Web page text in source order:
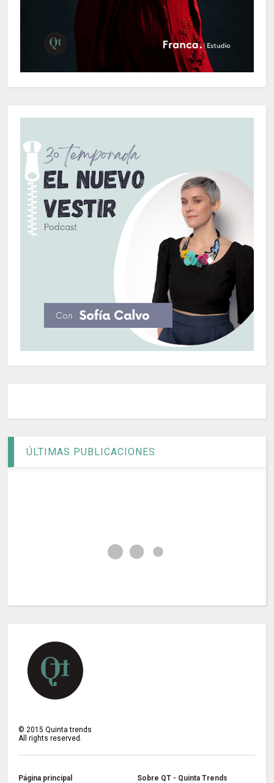
ÚLTIMAS PUBLICACIONES
©2015 Quinta trends
All rights reserved.
Página principal Sobre QT - Quinta Trends